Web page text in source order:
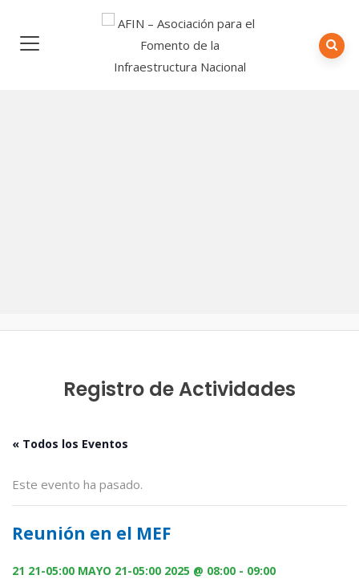
Registro de Actividades
« Todos los Eventos
Este evento ha pasado.
Reunión en el MEF
21 21-05:00 MAYO 21-05:00 2025 @ 08:00 - 09:00